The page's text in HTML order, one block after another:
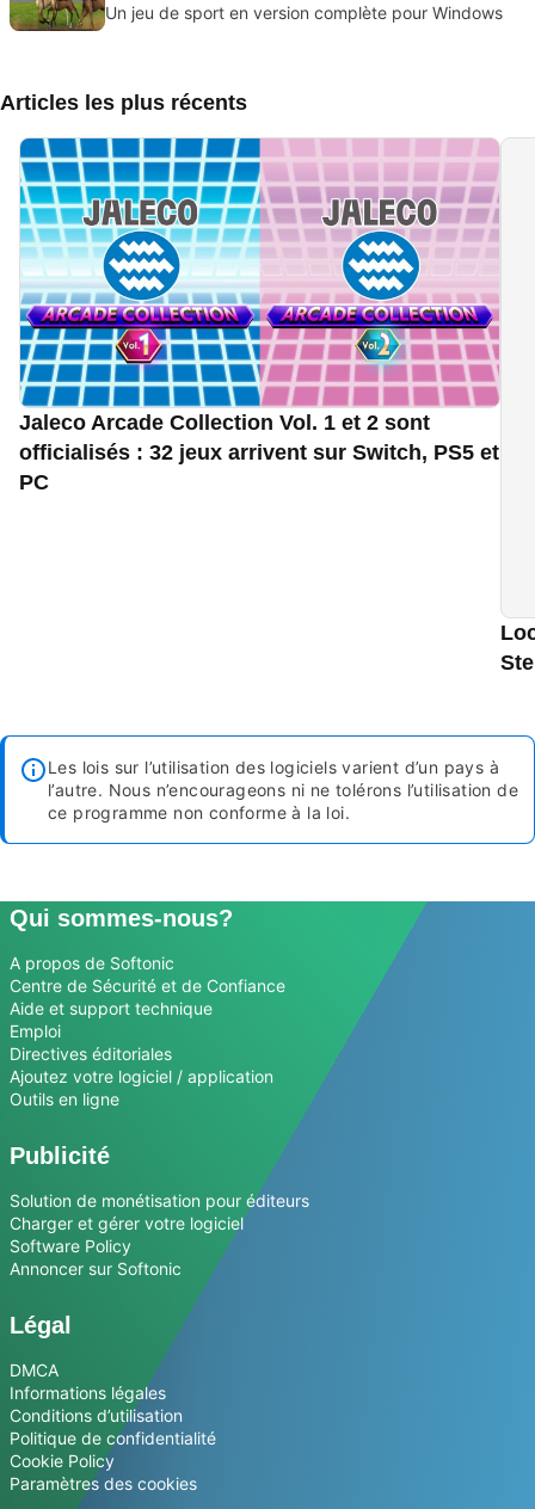
Un jeu de sport en version complète pour Windows
Articles les plus récents
Jaleco Arcade Collection Vol. 1 et 2 sont
officialisés : 32 jeux arrivent sur Switch, PS5 et
PC
Les lois sur l’utilisation des logiciels varient d’un pays à
l’autre. Nous n’encourageons ni ne tolérons l’utilisation de
ce programme non conforme à la loi.
Qui sommes-nous?
A propos de Softonic
Centre de Sécurité et de Confiance
Aide et support technique
Emploi
Directives éditoriales
Ajoutez votre logiciel / application
Outils en ligne
Publicité
Solution de monétisation pour éditeurs
Charger et gérer votre logiciel
Software Policy
Annoncer sur Softonic
Légal
DMCA
Informations légales
Conditions d’utilisation
Politique de confidentialité
Cookie Policy
Paramètres des cookies